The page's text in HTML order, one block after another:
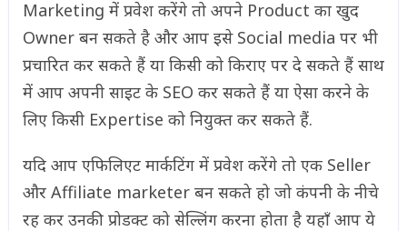
Marketing में प्रवेश करेंगे तो अपने Product का खुद
Owner बन सकते है और आप इसे Social media पर भी
प्रचारित कर सकते हैं या किसी को किराए पर दे सकते हैं साथ
में आप अपनी साइट के SEO कर सकते हैं या ऐसा करने के
लिए किसी Expertise को नियुक्त कर सकते हैं.
यदि आप एफिलिएट मार्कटिंग में प्रवेश करेंगे तो एक Seller
और Affiliate marketer बन सकते हो जो कंपनी के नीचे
रह कर उनकी प्रोडक्ट को सेल्लिंग करना होता है यहाँ आप ये